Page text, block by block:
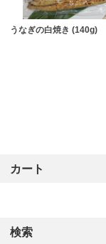
うなぎの白焼き (140g)
カート
検索